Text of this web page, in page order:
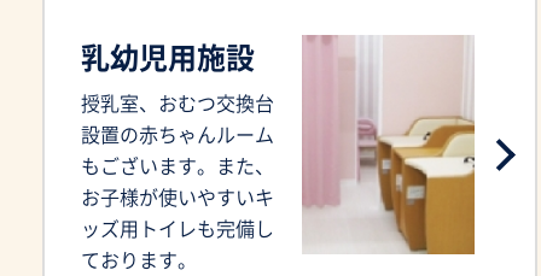
乳幼児用施設
授乳室、おむつ交換台
設置の赤ちゃんルーム
もございます。また、
お子様が使いやすいキ
ッズ用トイレも完備し
ております。